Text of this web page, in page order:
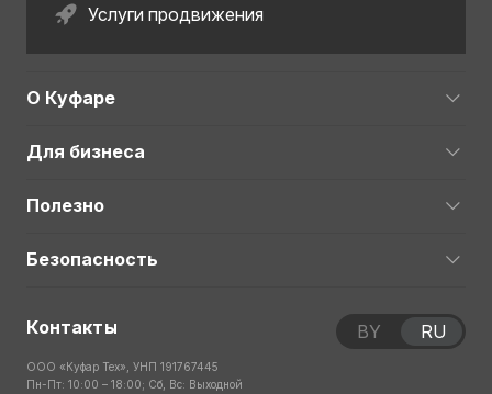
Услуги продвижения
О Куфаре
Для бизнеса
Полезно
Безопасность
Контакты
ООО «Куфар Тех», УНП 191767445
Пн-Пт: 10:00 – 18:00; Сб, Вс: Выходной
BY RU